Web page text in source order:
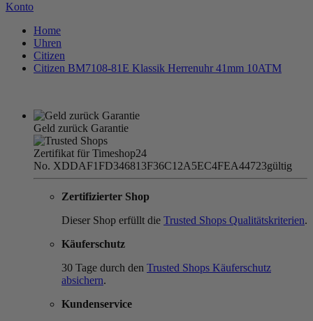
Konto
Home
Uhren
Citizen
Citizen BM7108-81E Klassik Herrenuhr 41mm 10ATM
Geld zurück Garantie
Zertifikat für Timeshop24
No. XDDAF1FD346813F36C12A5EC4FEA44723gültig
Zertifizierter Shop
Dieser Shop erfüllt die Trusted Shops Qualitätskriterien.
Käuferschutz
30 Tage durch den Trusted Shops Käuferschutz
absichern.
Kundenservice